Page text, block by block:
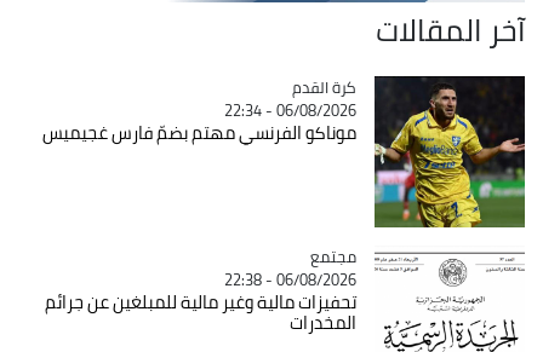
آخر المقالات
Catégorie
كرة القدم
06/08/2026 - 22:34
موناكو الفرنسي مهتم بضمّ فارس غجيميس
Catégorie
مجتمع
06/08/2026 - 22:38
تحفيزات مالية وغير مالية للمبلغين عن جرائم
المخدرات